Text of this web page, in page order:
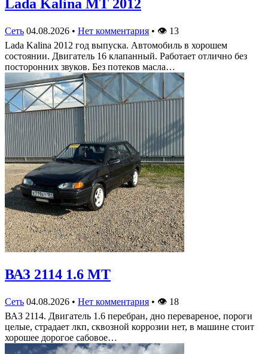
Lada Kalina МТ 2012
Сеть 04.08.2026 • Нет комментария • 👁 13
Lada Kalina 2012 год выпуска. Автомобиль в хорошем
состоянии. Двигатель 16 клапанный. Работает отлично без
посторонних звуков. Без потеков масла…
ВАЗ 2114 1.6 MT
Сеть 04.08.2026 • Нет комментария • 👁 18
ВАЗ 2114. Двигатель 1.6 перебран, дно перевареное, пороги
целые, страдает лкп, сквозной коррозии нет, в машине стоит
хорошее дорогое сабовое…